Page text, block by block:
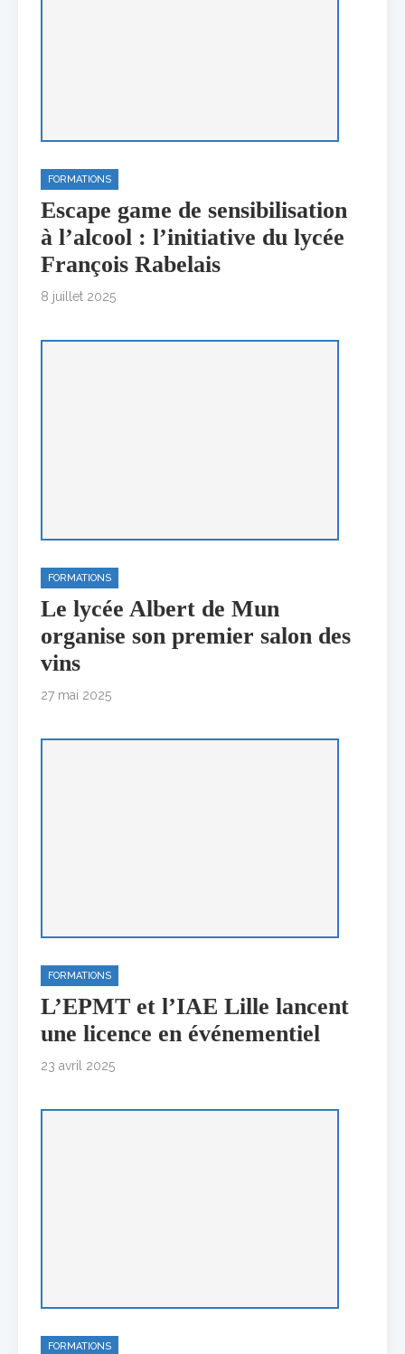
FORMATIONS
Escape game de sensibilisation
à l’alcool : l’initiative du lycée
François Rabelais
8 juillet 2025
FORMATIONS
Le lycée Albert de Mun
organise son premier salon des
vins
27 mai 2025
FORMATIONS
L’EPMT et l’IAE Lille lancent
une licence en événementiel
23 avril 2025
FORMATIONS